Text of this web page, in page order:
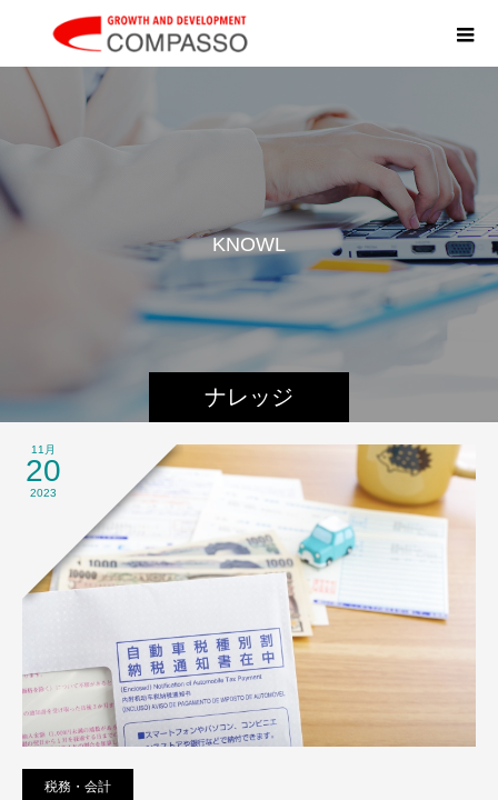
ナレッジ
KNOWLE
11月
20
2023
税務・会計